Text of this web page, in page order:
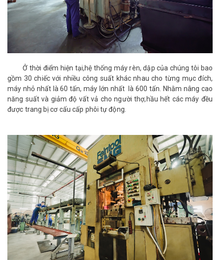
Ở thời điểm hiện tại,hệ thống máy rèn, dập của chúng tôi bao
gồm 30 chiếc với nhiều công suất khác nhau cho từng mục đích,
máy nhỏ nhất là 60 tấn, máy lớn nhất là 600 tấn. Nhằm nâng cao
năng suất và giảm độ vất vả cho người thợ,hầu hết các máy đều
được trang bị cơ cấu cấp phôi tự động.